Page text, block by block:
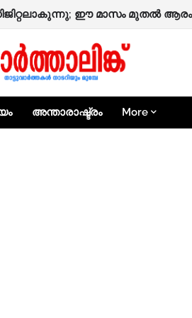
ഈ മാസം മുതൽ
പണം തട്ടാൻ ശ്രമം;
അന്താരാഷ്ട്രം More